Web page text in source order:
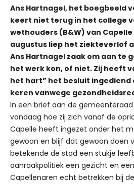
Ans Hartnagel, het boegbeeld
keert niet terug in het college
wethouders (B&W) van Capelle
augustus liep het ziekteverlof
Ans Hartnagel zaak om aan te
het werk kon, of niet. Zij heeft
het hart” het besluit ingediend
keren vanwege
In een brief aan de
vandaag hoe zij zich vanaf de
Capelle heeft ingezet onder het
gewoon en blijf dat gewoon doen
betekende de stad een stukje
aanraakpolitiek een gezicht en
Capellenaren echt betrekken bij